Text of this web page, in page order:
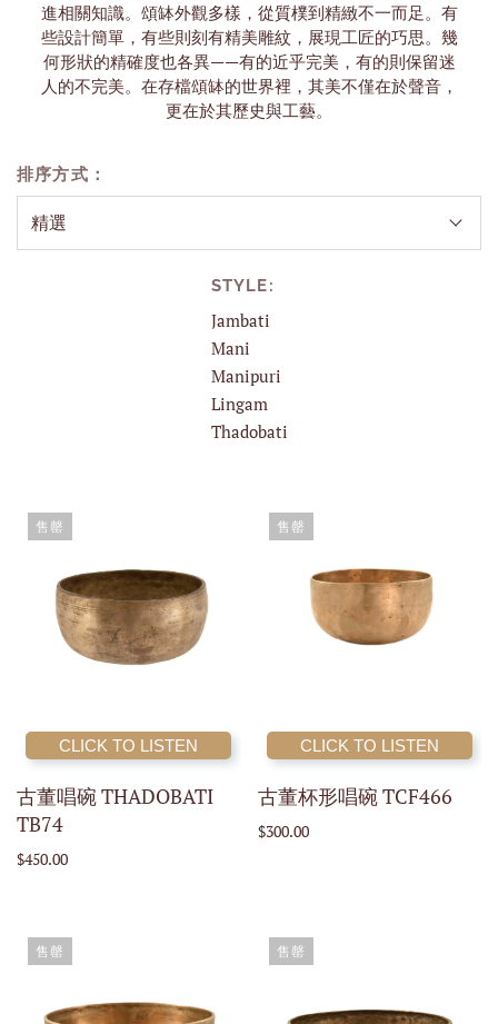
進相關知識。頌缽外觀多樣，從質樸到精緻不一而足。有
些設計簡單，有些則刻有精美雕紋，展現工匠的巧思。幾
何形狀的精確度也各異——有的近乎完美，有的則保留迷
人的不完美。在存檔頌缽的世界裡，其美不僅在於聲音，
更在於其歷史與工藝。
售罄
CLICK TO LISTEN
古董唱碗 THADOBATI
TB74
$450.00
售罄
CLICK TO LISTEN
古董杯形唱碗 TCF466
$300.00
售罄 售罄
排序方式：
STYLE:
Jambati
Mani
Manipuri
Lingam
Thadobati